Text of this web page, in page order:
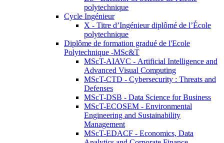
polytechnique
Cycle Ingénieur
X - Titre d’Ingénieur diplômé de l’École
polytechnique
Diplôme de formation gradué de l'Ecole
Polytechnique -MSc&T
MScT-AIAVC - Artificial Intelligence and
Advanced Visual Computing
MScT-CTD - Cybersecurity : Threats and
Defenses
MScT-DSB - Data Science for Business
MScT-ECOSEM - Environmental
Engineering and Sustainability
Management
MScT-EDACF - Economics, Data